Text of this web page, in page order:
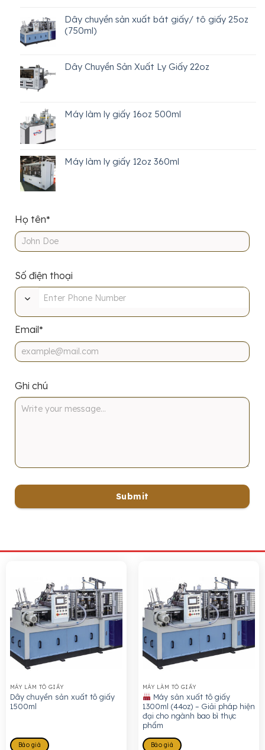
Dây chuyền sản xuất bát giấy/ tô giấy 25oz
(750ml)
Dây Chuyền Sản Xuất Ly Giấy 22oz
Máy làm ly giấy 16oz 500ml
Máy làm ly giấy 12oz 360ml
Họ tên*
Số điện thoại
Email*
Ghi chú
Submit
MÁY LÀM TÔ GIẤY
Dây chuyền sản xuất tô giấy
1500ml
Báo giá
MÁY LÀM TÔ GIẤY
Máy sản xuất tô giấy
1300ml (44oz) – Giải pháp hiện
đại cho ngành bao bì thực
phẩm
Báo giá